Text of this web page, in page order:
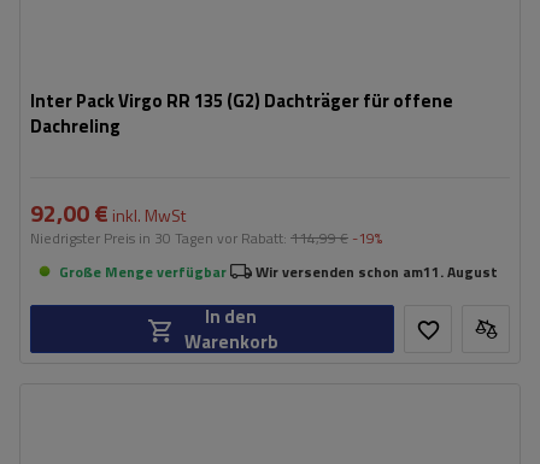
Inter Pack Virgo RR 135 (G2) Dachträger für offene
Dachreling
92,00 € inkl. MwSt
Niedrigster Preis in 30 Tagen vor Rabatt: 114,99 € -19%
Große Menge verfügbar
Wir versenden schon am11. August
In den
Warenkorb